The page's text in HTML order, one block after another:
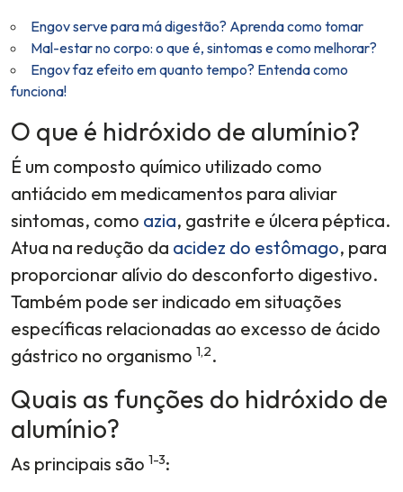
Engov serve para má digestão? Aprenda como tomar
Mal-estar no corpo: o que é, sintomas e como melhorar?
Engov faz efeito em quanto tempo? Entenda como
funciona!
O que é hidróxido de alumínio?
É um composto químico utilizado como
antiácido em medicamentos para aliviar
sintomas, como azia, gastrite e úlcera péptica.
Atua na redução da acidez do estômago, para
proporcionar alívio do desconforto digestivo.
Também pode ser indicado em situações
específicas relacionadas ao excesso de ácido
gástrico no organismo 1,2.
Quais as funções do hidróxido de
alumínio?
As principais são 1-3: